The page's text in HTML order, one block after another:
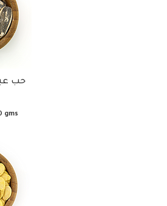
حب
gms